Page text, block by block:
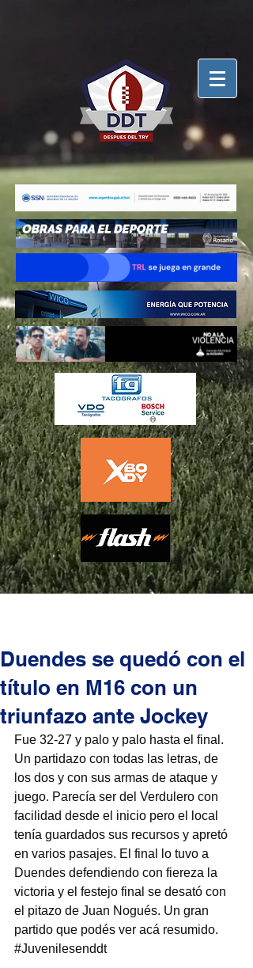
Duendes se quedó con el
título en M16 con un
triunfazo ante Jockey
Fue 32-27 y palo y palo hasta el final.
Un partidazo con todas las letras, de
los dos y con sus armas de ataque y
juego. Parecía ser del Verdulero con
facilidad desde el inicio pero el local
tenía guardados sus recursos y apretó
en varios pasajes. El final lo tuvo a
Duendes defendiendo con fiereza la
victoria y el festejo final se desató con
el pitazo de Juan Nogués. Un gran
partido que podés ver acá resumido.
#Juvenilesenddt